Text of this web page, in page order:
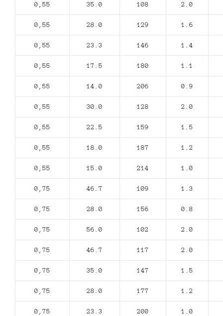
0,55 35.0 108 2.0
0,55 28.0 129 1.6
0,55 23.3 146 1.4
0,55 17.5 180 1.1
0,55 14.0 206 0.9
0,55 30.0 128 2.0
0,55 22.5 159 1.5
0,55 18.0 187 1.2
0,55 15.0 214 1.0
0,75 46.7 109 1.3
0,75 28.0 156 0.8
0,75 56.0 102 2.0
0,75 46.7 117 2.0
0,75 35.0 147 1.5
0,75 28.0 177 1.2
0,75 23.3 200 1.0